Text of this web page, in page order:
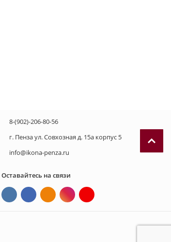
8-(902)-206-80-56
г. Пенза ул. Совхозная д. 15а корпус 5
info@ikona-penza.ru
Оставайтесь на связи